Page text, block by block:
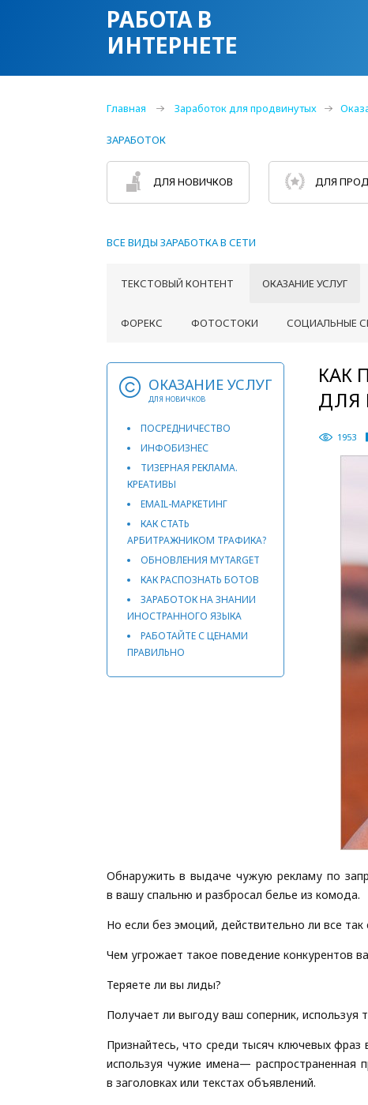
РАБОТА В
ИНТЕРНЕТЕ
Главная Заработок для продвинутых
ЗАРАБОТОК
ДЛЯ НОВИЧКОВ ДЛЯ
ВСЕ ВИДЫ ЗАРАБОТКА В СЕТИ
ТЕКСТОВЫЙ КОНТЕНТ ОКАЗАНИЕ УСЛУГ
ФОРЕКС ФОТОСТОКИ СОЦИАЛЬНЫЕ
ОКАЗАНИЕ УСЛУГ
ДЛЯ НОВИЧКОВ
ПОСРЕДНИЧЕСТВО
ИНФОБИЗНЕС
ТИЗЕРНАЯ РЕКЛАМА.
КРЕАТИВЫ
EMAIL-МАРКЕТИНГ
КАК СТАТЬ
АРБИТРАЖНИКОМ ТРАФИКА?
ОБНОВЛЕНИЯ MYTARGET
КАК РАСПОЗНАТЬ БОТОВ
ЗАРАБОТОК НА ЗНАНИИ
ИНОСТРАННОГО ЯЗЫКА
РАБОТАЙТЕ С ЦЕНАМИ
ПРАВИЛЬНО
КАК
ДЛЯ
1953
Обнаружить в выдаче чужую рекламу по
в вашу спальню и разбросал белье из комода.
Но если без эмоций, действительно ли все так
Чем угрожает такое поведение конкурентов
Теряете ли вы лиды?
Получает ли выгоду ваш соперник, используя
Признайтесь, что среди тысяч ключевых
используя чужие имена— распространенная
в заголовках или текстах объявлений.